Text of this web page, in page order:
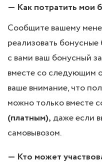
— Как потратить мои
Сообщите вашему
реализовать
с вами ваш бонусный
вместе со следующим
ваше внимание, что
можно только вместе
(платным), даже если
самовывозом.
— Кто может